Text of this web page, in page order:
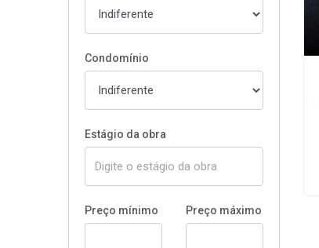
Condomínio
Estágio da obra
Preço mínimo Preço máximo